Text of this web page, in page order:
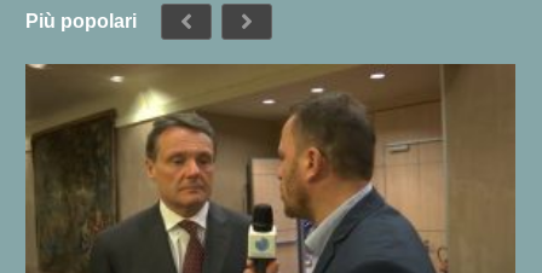
Più popolari